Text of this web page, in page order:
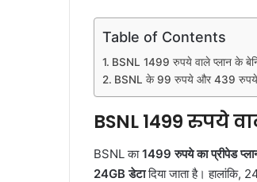
Table of Contents
BSNL 1499 रुपये वाले प्लान के
BSNL के 99 रुपये और 439 रुपये
BSNL 1499 रुपये
BSNL का1499 रुपये का प्रीपेड
24GB डेटादिया जाता है। हालांकि,